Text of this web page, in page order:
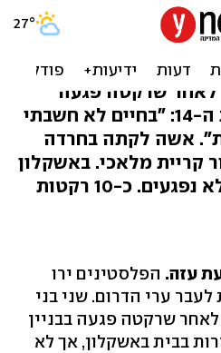
במטחי ירי
לאחר שרקטה פגעה
בבניין באשדוד. אור בת ה-14: "בחיים לא חשבתי
אשה לקתה בחרדה
קריית מלאכי. באשקלון
נגרם נזק לחצר בית, ללא נפגעים. כ-10 רקטות
עזה. הפלסטינים ירו
ערי הדרום. שני בני
שרקטה פגעה בבניין
בבית באשקלון, אך לא